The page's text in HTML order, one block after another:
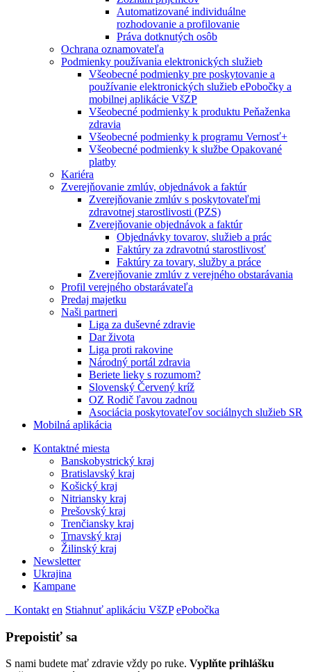
Automatizované individuálne
rozhodovanie a profilovanie
Práva dotknutých osôb
Ochrana oznamovateľa
Podmienky používania elektronických služieb
Všeobecné podmienky pre poskytovanie a
používanie elektronických služieb ePobočky a
mobilnej aplikácie VšZP
Všeobecné podmienky k produktu Peňaženka
zdravia
Všeobecné podmienky k programu Vernosť+
Všeobecné podmienky k službe Opakované
platby
Kariéra
Zverejňovanie zmlúv, objednávok a faktúr
Zverejňovanie zmlúv s poskytovateľmi
zdravotnej starostlivosti (PZS)
Zverejňovanie objednávok a faktúr
Objednávky tovarov, služieb a prác
Faktúry za zdravotnú starostlivosť
Faktúry za tovary, služby a práce
Zverejňovanie zmlúv z verejného obstarávania
Profil verejného obstarávateľa
Predaj majetku
Naši partneri
Liga za duševné zdravie
Dar života
Liga proti rakovine
Národný portál zdravia
Beriete lieky s rozumom?
Slovenský Červený kríž
OZ Rodič ľavou zadnou
Asociácia poskytovateľov sociálnych služieb SR
Mobilná aplikácia
Kontaktné miesta
Banskobystrický kraj
Bratislavský kraj
Košický kraj
Nitriansky kraj
Prešovský kraj
Trenčiansky kraj
Trnavský kraj
Žilinský kraj
Newsletter
Ukrajina
Kampane
Kontakt en Stiahnuť aplikáciu VšZP ePobočka
Prepoistiť sa
S nami budete mať zdravie vždy po ruke. Vyplňte prihlášku